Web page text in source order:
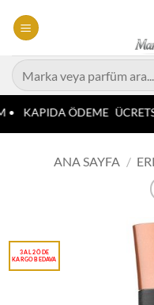
atla
Ara:
• KAPIDA ÖDEME
ANA SAYFA /